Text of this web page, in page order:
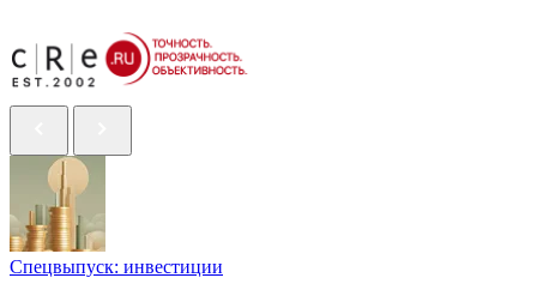
Спецвыпуск: инвестиции